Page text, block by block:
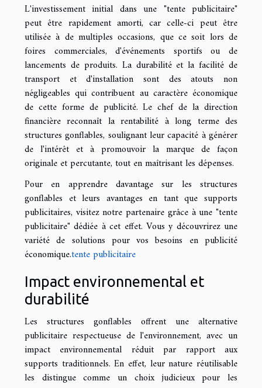
L'investissement initial dans une "tente publicitaire"
peut être rapidement amorti, car celle-ci peut être
utilisée à de multiples occasions, que ce soit lors de
foires commerciales, d'événements sportifs ou de
lancements de produits. La durabilité et la facilité de
transport et d'installation sont des atouts non
négligeables qui contribuent au caractère économique
de cette forme de publicité. Le chef de la direction
financière reconnaît la rentabilité à long terme des
structures gonflables, soulignant leur capacité à générer
de l'intérêt et à promouvoir la marque de façon
originale et percutante, tout en maîtrisant les dépenses.
Pour en apprendre davantage sur les structures
gonflables et leurs avantages en tant que supports
publicitaires, visitez notre partenaire grâce à une "tente
publicitaire" dédiée à cet effet. Vous y découvrirez une
variété de solutions pour vos besoins en publicité
économique.tente publicitaire
Impact environnemental et
durabilité
Les structures gonflables offrent une alternative
publicitaire respectueuse de l'environnement, avec un
impact environnemental réduit par rapport aux
supports traditionnels. En effet, leur nature réutilisable
les distingue comme un choix judicieux pour les